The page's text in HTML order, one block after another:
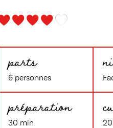
parts
6 personnes
préparation
30 min